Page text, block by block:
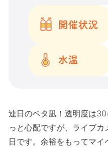
開催状況
水温
連日のベタ凪！透明度は
っと心配ですが、ライブ
日です。余裕をもってマ